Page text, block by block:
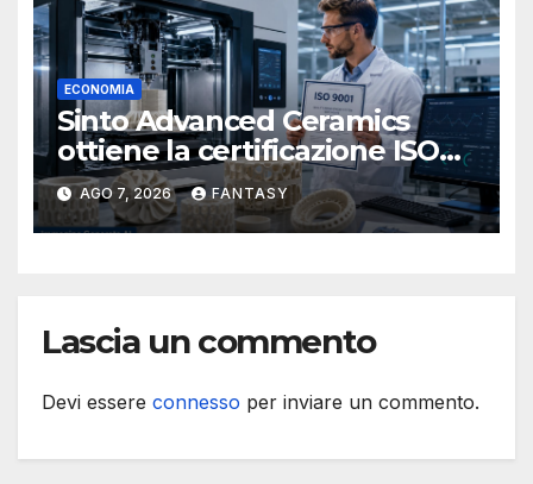
ECONOMIA
Sinto Advanced Ceramics
ottiene la certificazione ISO
9001 per la stampa 3D di
ceramiche tecniche
AGO 7, 2026 FANTASY
Lascia un commento
Devi essere connesso per inviare un commento.